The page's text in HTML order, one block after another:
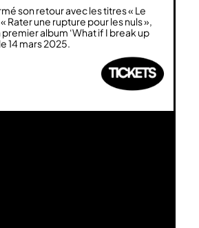
son retour avec les titres « Le
Rater une rupture pour les nuls »,
album ‘What if I break up
14 mars 2025.